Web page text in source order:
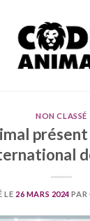
NON CLASSÉ
LE 26 MARS 2024 PAR